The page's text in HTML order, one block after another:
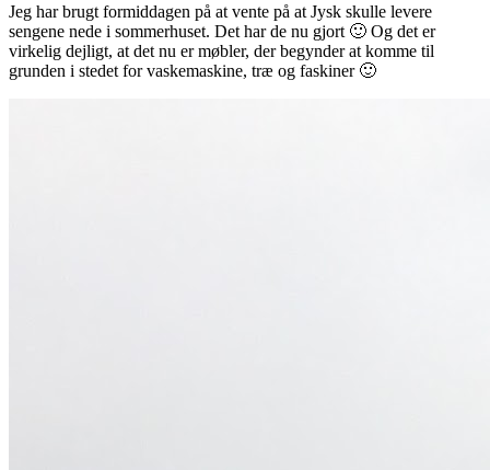
Jeg har brugt formiddagen på at vente på at Jysk skulle levere
sengene nede i sommerhuset. Det har de nu gjort 🙂 Og det er
virkelig dejligt, at det nu er møbler, der begynder at komme til
grunden i stedet for vaskemaskine, træ og faskiner 🙂